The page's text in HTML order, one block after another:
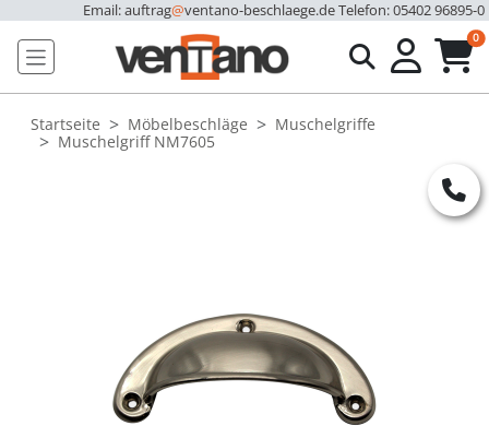
Email: auftrag@ventano-beschlaege.deTelefon: 05402 96895-0
0
Startseite Möbelbeschläge
Muschelgriffe
Muschelgriff NM7605